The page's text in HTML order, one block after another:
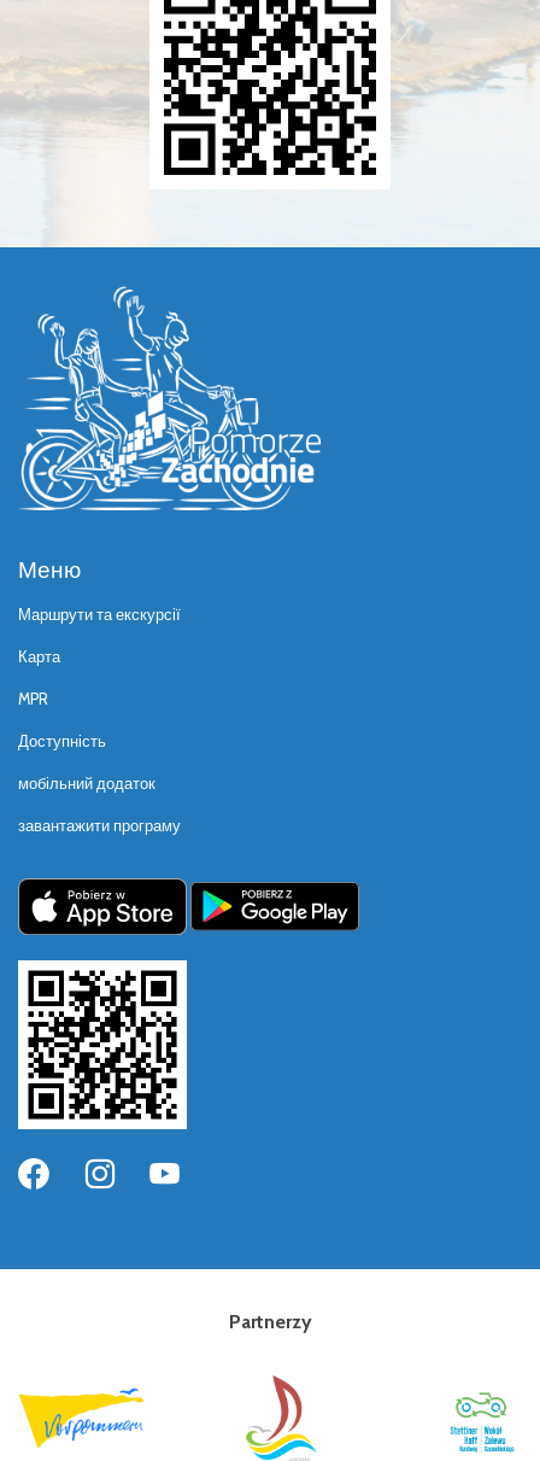
Меню
Маршрути та екскурсії
Карта
MPR
Доступність
мобільний додаток
завантажити програму
Partnerzy